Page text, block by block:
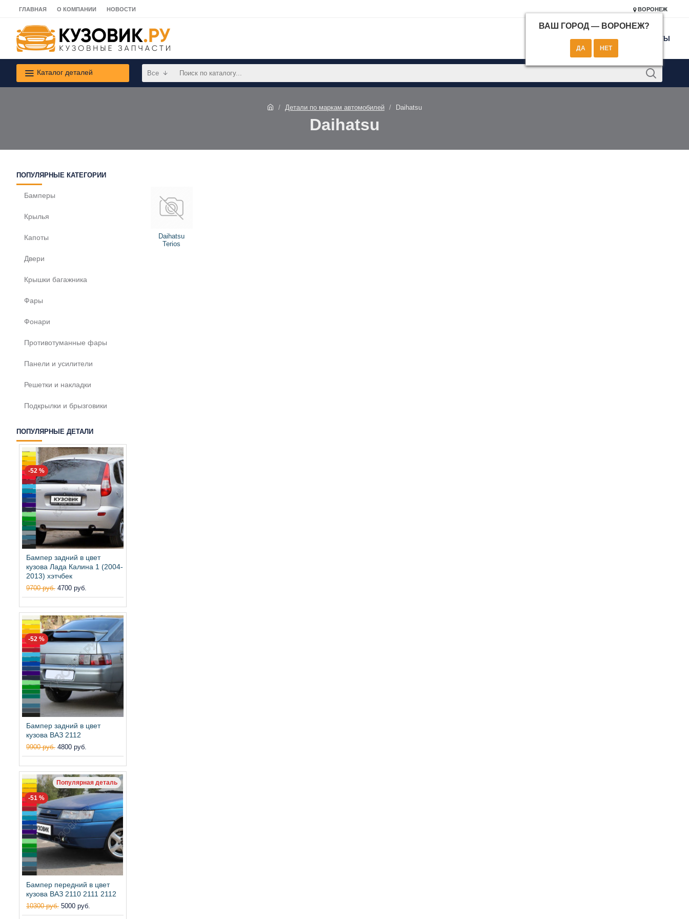
ГЛАВНАЯ О КОМПАНИИ НОВОСТИ ВОРОНЕЖ
ВАШ ГОРОД — ВОРОНЕЖ?
КОНТАКТЫ
Каталог деталей Все
Детали по маркам автомобилей Daihatsu
Daihatsu
ПОПУЛЯРНЫЕ КАТЕГОРИИ
Бамперы
Крылья
Капоты
Двери
Крышки багажника
Фары
Фонари
Противотуманные фары
Панели и усилители
Решетки и накладки
Подкрылки и брызговики
ПОПУЛЯРНЫЕ ДЕТАЛИ
-52 %
Бампер задний в цвет
кузова Лада Калина 1 (2004-
2013) хэтчбек
9700 руб. 4700 руб.
-52 %
Бампер задний в цвет
кузова ВАЗ 2112
9900 руб. 4800 руб.
Популярная деталь
-51 %
Бампер передний в цвет
кузова ВАЗ 2110 2111 2112
10300 руб. 5000 руб.
Daihatsu
Terios